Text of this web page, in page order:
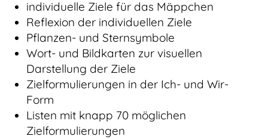
individuelle Ziele für das Mäppchen
Reflexion der individuellen Ziele
Pflanzen- und Sternsymbole
Wort- und Bildkarten zur visuellen
Darstellung der Ziele
Zielformulierungen in der Ich- und Wir-
Form
Listen mit knapp 70 möglichen
Zielformulierungen